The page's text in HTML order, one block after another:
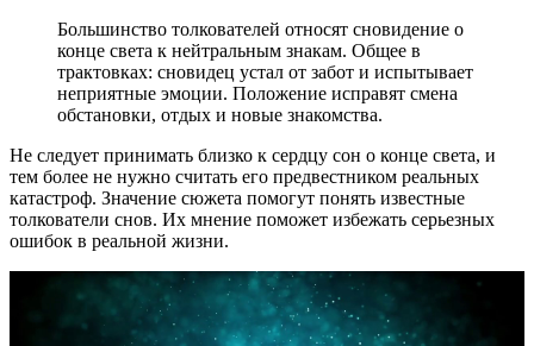
Большинство толкователей относят сновидение о
конце света к нейтральным знакам. Общее в
трактовках: сновидец устал от забот и испытывает
неприятные эмоции. Положение исправят смена
обстановки, отдых и новые знакомства.
Не следует принимать близко к сердцу сон о конце света, и
тем более не нужно считать его предвестником реальных
катастроф. Значение сюжета помогут понять известные
толкователи снов. Их мнение поможет избежать серьезных
ошибок в реальной жизни.